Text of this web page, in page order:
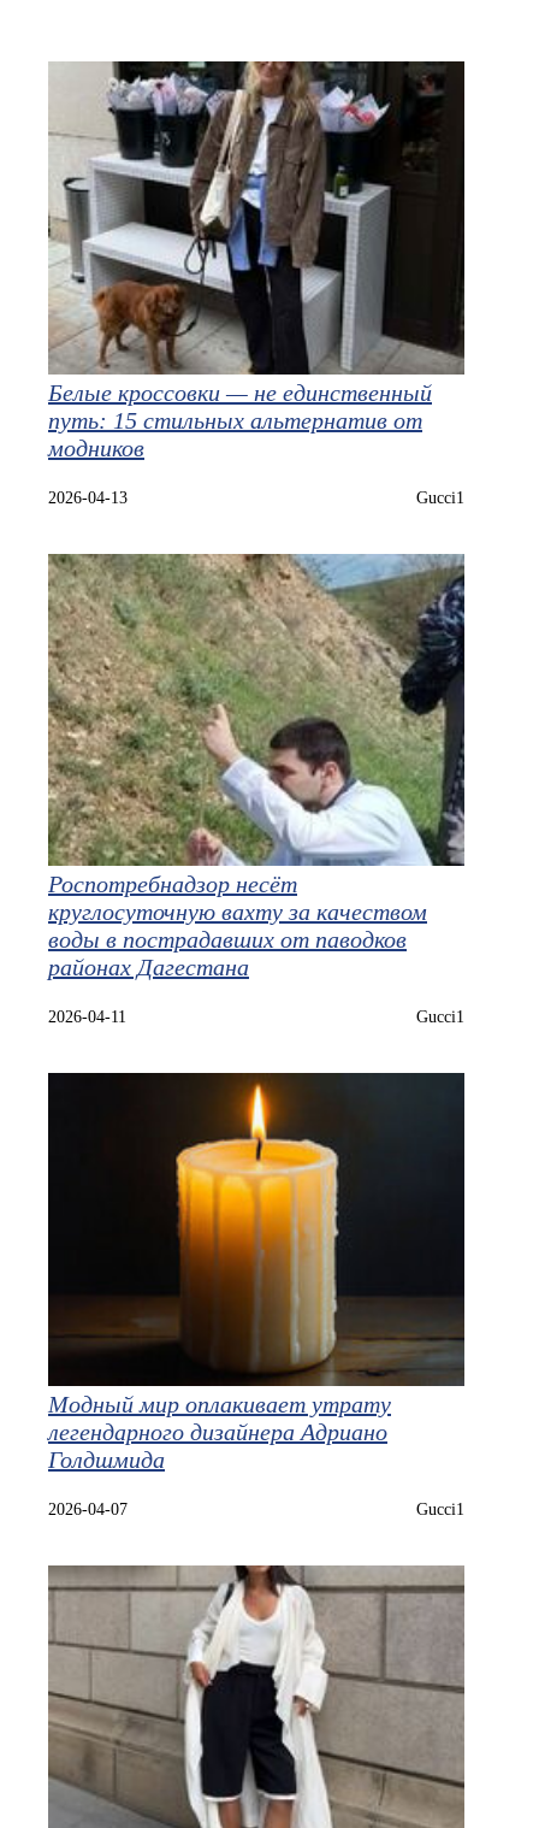
Белые кроссовки — не единственный
путь: 15 стильных альтернатив от
модников
2026-04-13 Gucci1
Роспотребнадзор несёт
круглосуточную вахту за качеством
воды в пострадавших от паводков
районах Дагестана
2026-04-11 Gucci1
Модный мир оплакивает утрату
легендарного дизайнера Адриано
Голдшмида
2026-04-07 Gucci1